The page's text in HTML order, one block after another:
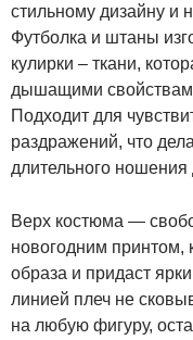
стильному дизайну и
Футболка и штаны
кулирки – ткани,
дышащими
Подходит для
раздражений, что
длительного
Верх костюма —
новогодним принтом,
образа и придаст
линией плеч не
на любую фигуру,